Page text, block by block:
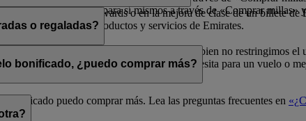
en un año natural para sí mismos a través de «Comprar millas»
en vuelos Classic Rewards o en la mejora de clase de un billete
para la compra de productos y servicios de Emirates.
o regaladas?
Classic Rewards y mejoras de clase. Si bien no restringimos
de millaspara comprobar cuántas millas necesita para un vuelo o
bonificado, ¿puedo comprar más?
puedo comprar más. Lea las preguntas frecuentes en